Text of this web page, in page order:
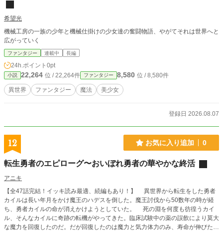
希望光
機械工房の一族の少年と機械仕掛けの少女達の奮闘物語、やがてそれは世界へと
広がっていく
ファンタジー 連載中 長編
24h.ポイント 0pt
小説 22,264 位 / 22,264件 ファンタジー 8,580 位 / 8,580件
異世界 ファンタジー 魔法 美少女
登録日 2026.08.07
12 お気に入り追加 0
転生勇者のエピローグ〜おいぼれ勇者の華やかな終活
アニキ
【全47話完結！イッキ読み最適、続編もあり！】 異世界から転生をした勇者
カイルは長い年月をかけ魔王のハデスを倒した。魔王討伐から50数年の時が経
ち、勇者カイルの命が消えかけようとしていた。 死の淵を何度も彷徨うカイ
ル、そんなカイルに奇跡の転機がやってきた。臨床試験中の薬の誤飲により莫大
な魔力を回復したのだ。だが回復したのは魔力と気力体力のみ、寿命が伸びた訳